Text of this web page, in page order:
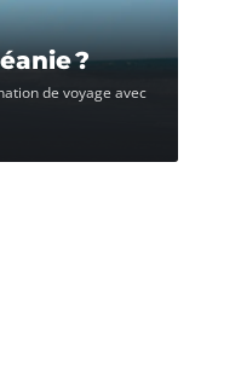
?
de voyage avec